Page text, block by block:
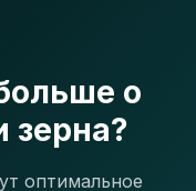
о
зерна?
оптимальное